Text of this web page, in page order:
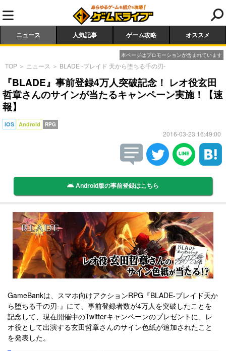
ニュース 人気記事 ゲーム攻略 オススメ
本ページはプロモーションが含まれています
TOP ＞ ニュース ＞ BLADE -ブレイド 天から堕ちる千の刃-
『BLADE』事前登録4万人突破記念！ レオ役玄田
哲章さんのサインが当たるキャンペーン実施！【速
報】
iOS Android RPG
2016-03-23 16:49:00
Android版の事前登録はこちら
GameBankは、スマホ向けアクションRPG『BLADE-ブレイド天か
ら堕ちる千の刃-』にて、事前登録者数が4万人を突破したことを
記念して、現在開催中のTwitterキャンペーンのプレゼントに、レ
オ役として出演する玄田哲章さんのサイン色紙が追加されたこと
を発表した。